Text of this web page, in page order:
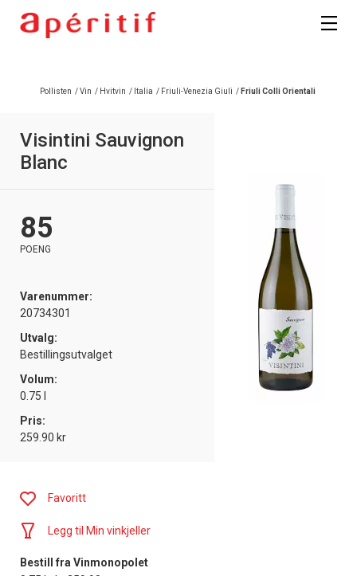
Pollisten /Vin / Hvitvin / Italia / Friuli-Venezia Giuli / Friuli Colli Orientali
Visintini Sauvignon
Blanc
85
POENG
Varenummer:
20734301
Utvalg:
Bestillingsutvalget
Volum:
0.75 l
Pris:
259.90 kr
Favoritt
Legg til Min vinkjeller
Bestill fra Vinmonopolet